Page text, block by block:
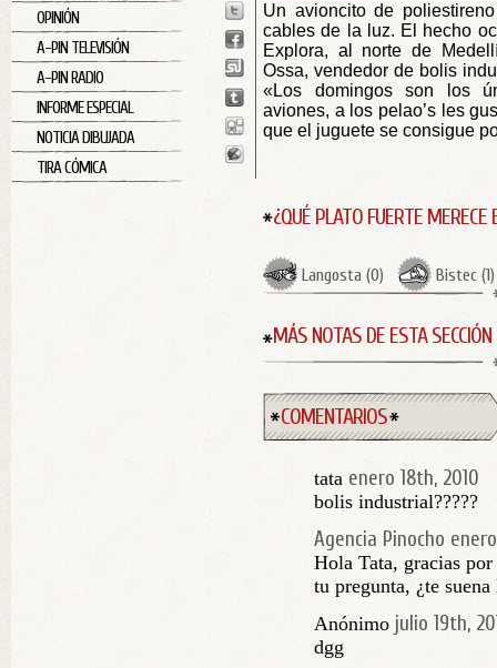
OPINIÓN
A-PIN TELEVISIÓN
A-PIN RADIO
INFORME ESPECIAL
NOTICIA DIBUJADA
TIRA CÓMICA
Un avioncito de
cables de la luz. El hecho
Explora, al norte de
Ossa, vendedor de bolis
«Los domingos son los
aviones, a los pelao’s les
que el juguete se consigue
¿QUÉ PLATO FUERTE MERECE
Langosta (0) Bistec (1)
MÁS NOTAS DE ESTA SECCIÓN
COMENTARIOS
tata enero 18th, 2010
bolis industrial?????
Agencia Pinocho
Hola Tata, gracias
tu pregunta, ¿te
Anónimo julio 19th,
dgg